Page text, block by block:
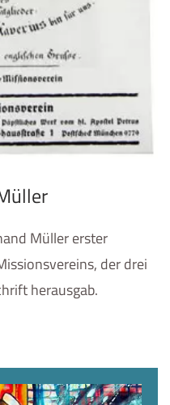
Müller erster
der drei
herausgab.